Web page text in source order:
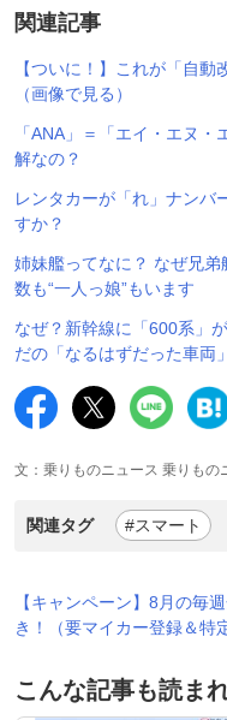
関連記事
【ついに！】これが「自
（画像で見る）
「ANA」＝「エイ・エヌ
解なの？
レンタカーが「れ」ナン
すか？
姉妹艦ってなに？ なぜ兄
数も“一人っ娘”もいます
なぜ？新幹線に「600系」
だの「なるはずだった車両
文：乗りものニュース 乗りもの
関連タグ #スマート
【キャンペーン】8月の毎
き！（要マイカー登録＆特
こんな記事も読ま